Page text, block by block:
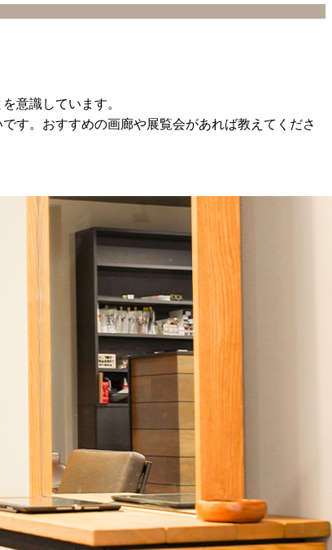
意識しています。
す。おすすめの画廊や展覧会があれば教えてくださ